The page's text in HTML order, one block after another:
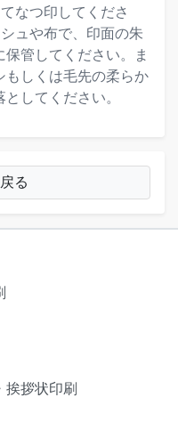
なつ印してくださ
ュや布で、印面の朱
管してください。ま
もしくは毛先の柔らか
してください。
る
挨拶状印刷